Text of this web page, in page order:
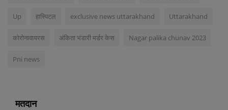
Up हास्पिटल exclusive news uttarakhand Uttarakhand
कोरोनावायरस अंकिता भंडारी मर्डर केस Nagar palika chunav 2023
Pni news
मतदान